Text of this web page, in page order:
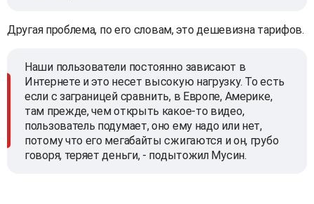
Другая проблема, по его словам, это дешевизна тарифов.
Наши пользователи постоянно зависают в
Интернете и это несет высокую нагрузку. То есть
если с заграницей сравнить, в Европе, Америке,
там прежде, чем открыть какое-то видео,
пользователь подумает, оно ему надо или нет,
потому что его мегабайты сжигаются и он, грубо
говоря, теряет деньги, - подытожил Мусин.